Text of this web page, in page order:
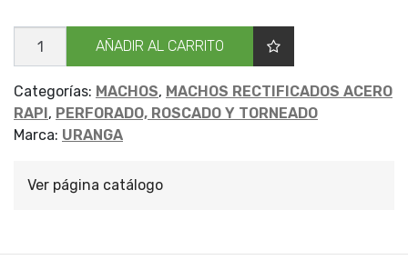
MACHO
URANGA
NC
RAPID
N8
C2
cantidad
AÑADIR AL CARRITO
Categorías: MACHOS, MACHOS RECTIFICADOS ACERO
RAPI , PERFORADO, ROSCADO Y TORNEADO
Marca: URANGA
Ver página catálogo